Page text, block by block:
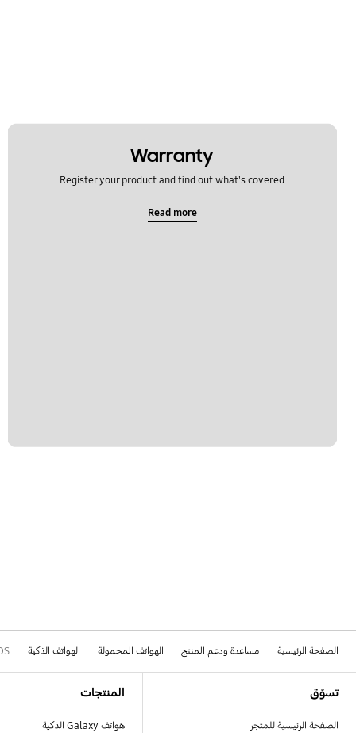
Warranty
Register your product and find out what's covered
Read more
الصفحة الرئيسية مساعدة ودعم المنتج الهواتف المحمولة الهواتف الذكية
تسوّق
الصفحة الرئيسية للمتجر
المنتجات
هواتف Galaxy الذكية